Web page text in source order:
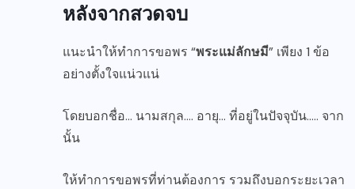
หลังจากสวดจบ
แนะนำให้ทำการขอพร “พระแม่ลักษมี” เพียง 1 ข้อ
อย่างตั้งใจแน่วแน่
โดยบอกชื่อ… นามสกุล…. อายุ… ที่อยู่ในปัจจุบัน….. จาก
นั้น
ให้ทำการขอพรที่ท่านต้องการ รวมถึงบอกระยะเวลา